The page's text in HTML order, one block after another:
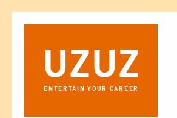
UZUZ
ENTERTAIN YOUR CAREER